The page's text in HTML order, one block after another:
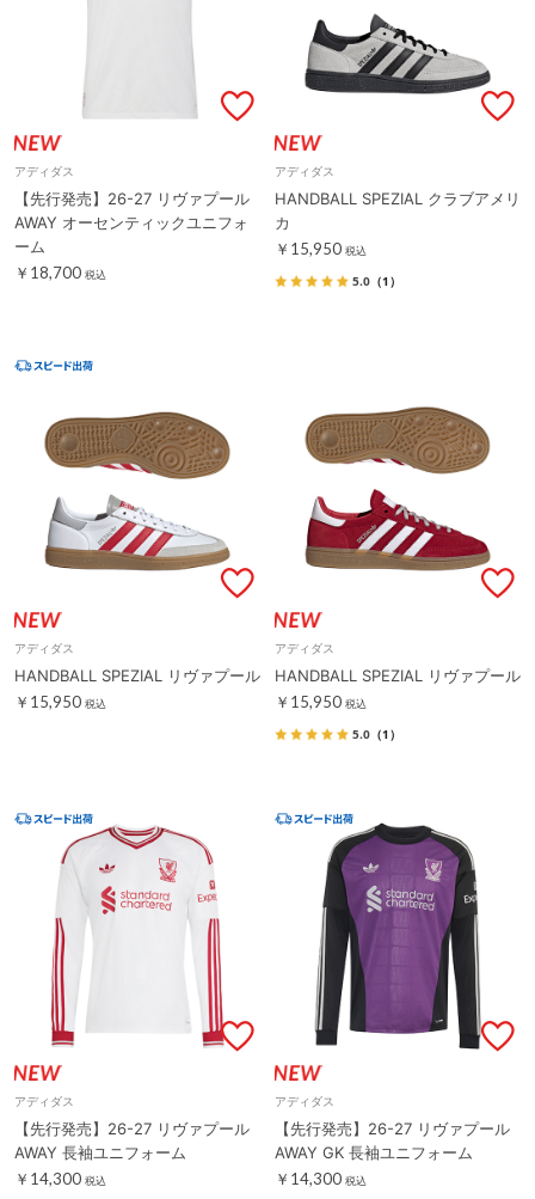
アディダス
【先行発売】26-27 リヴァプール
AWAY オーセンティックユニフォ
ーム
￥18,700 税込
アディダス
HANDBALL SPEZIAL クラブアメリ
カ
￥15,950 税込
5.0 （1）
アディダス
HANDBALL SPEZIAL リヴァプール
￥15,950 税込
アディダス
HANDBALL SPEZIAL リヴァプール
￥15,950 税込
5.0 （1）
アディダス
【先行発売】26-27 リヴァプール
AWAY 長袖ユニフォーム
￥14,300 税込
アディダス
【先行発売】26-27 リヴァプール
AWAY GK 長袖ユニフォーム
￥14,300 税込